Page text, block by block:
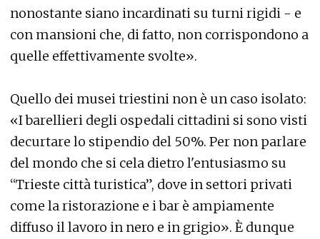
nonostante siano incardinati su turni rigidi - e
con mansioni che, di fatto, non corrispondono a
quelle effettivamente svolte».
Quello dei musei triestini non è un caso isolato:
«I barellieri degli ospedali cittadini si sono visti
decurtare lo stipendio del 50%. Per non parlare
del mondo che si cela dietro l'entusiasmo su
“Trieste città turistica”, dove in settori privati
come la ristorazione e i bar è ampiamente
diffuso il lavoro in nero e in grigio». È dunque